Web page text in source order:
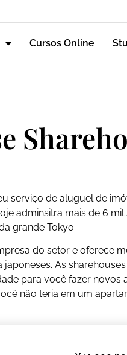
Cursos Online
serviço de aluguel de
adminsitra mais de 6
grande Tokyo.
do setor e oferece
As
para você fazer novos
não teria em um